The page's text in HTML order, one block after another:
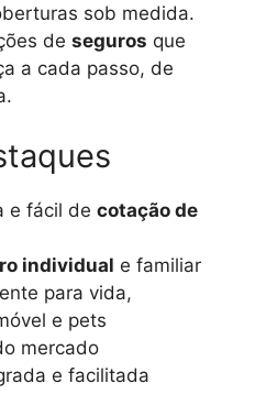
sob medida.
de seguros que
a cada passo, de
e fácil de cotação de
individual e familiar
para vida,
e pets
mercado
e facilitada